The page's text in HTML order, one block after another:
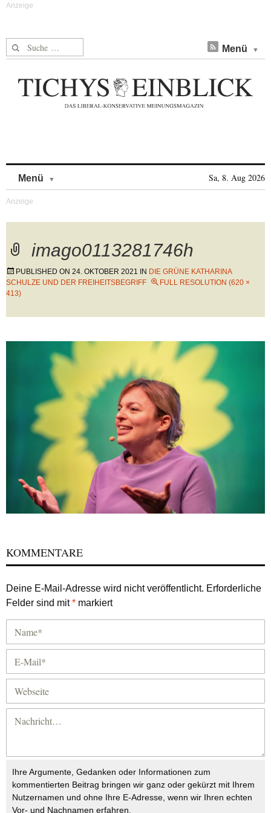
Suche nach: Menü
Menü Sa, 8. Aug 2026
imago0113281746h
PUBLISHED ON 24. OKTOBER 2021 IN DIE GRÜNE KATHARINA
SCHULZE UND DER FREIHEITSBEGRIFF
FULL RESOLUTION (620 ×
413)
KOMMENTARE
Deine E-Mail-Adresse wird nicht veröffentlicht. Erforderliche
Felder sind mit* markiert
Ihre Argumente, Gedanken oder Informationen zum
kommentierten Beitrag bringen wir ganz oder gekürzt mit Ihrem
Nutzernamen und ohne Ihre E-Adresse, wenn wir Ihren echten
Vor- und Nachnamen erfahren.